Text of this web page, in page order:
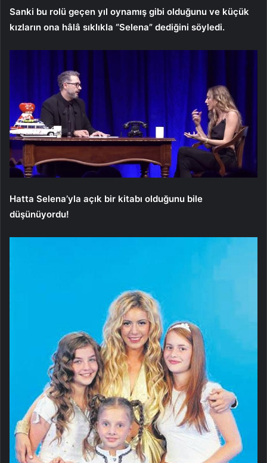
Sanki bu rolü geçen yıl oynamış gibi olduğunu ve küçük
kızların ona hâlâ sıklıkla “Selena” dediğini söyledi.
Hatta Selena’yla açık bir kitabı olduğunu bile
düşünüyordu!